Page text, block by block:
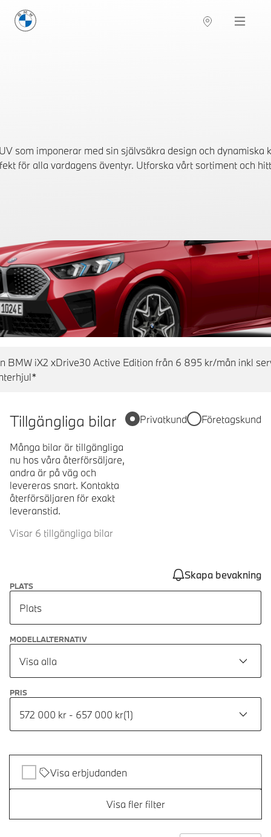
BMW Sverige Navigation
som imponerar med sin självsäkra design och dynamiska
för alla vardagens äventyr. Utforska vårt sortiment och
BMW iX2 xDrive30 Active Edition från 6 895 kr/mån inkl
Tillgängliga bilar
Många bilar är tillgängliga
nu hos våra återförsäljare,
andra är på väg och
levereras snart. Kontakta
återförsäljaren för exakt
leveranstid.
Visar 6 tillgängliga bilar
Privatkund Företagskund
Skapa bevakning
PLATS
Plats
MODELLALTERNATIV
Visa alla
PRIS
572 000 kr - 657 000 kr(1)
Visa erbjudanden
Visa fler filter